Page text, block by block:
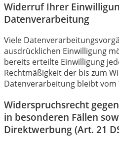
Widerruf Ihrer
Datenverarbeitung
Viele
ausdrücklichen Einwilligung
bereits erteilte Einwilligung
Rechtmäßigkeit der bis zum
Datenverarbeitung bleibt
Widerspruchsrecht
in besonderen Fällen
Direktwerbung (Art. 21